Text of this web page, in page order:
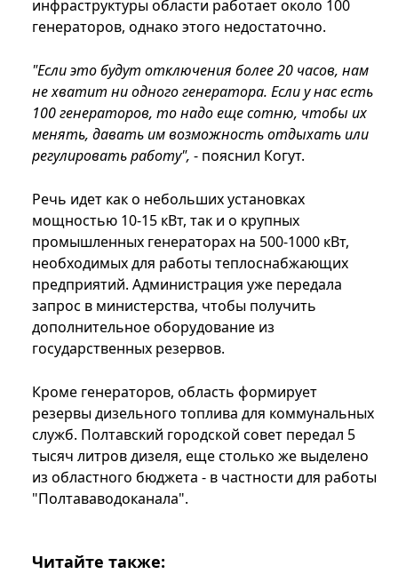
инфраструктуры области работает около 100
генераторов, однако этого недостаточно.
"Если это будут отключения более 20 часов, нам
не хватит ни одного генератора. Если у нас есть
100 генераторов, то надо еще сотню, чтобы их
менять, давать им возможность отдыхать или
регулировать работу", - пояснил Когут.
Речь идет как о небольших установках
мощностью 10-15 кВт, так и о крупных
промышленных генераторах на 500-1000 кВт,
необходимых для работы теплоснабжающих
предприятий. Администрация уже передала
запрос в министерства, чтобы получить
дополнительное оборудование из
государственных резервов.
Кроме генераторов, область формирует
резервы дизельного топлива для коммунальных
служб. Полтавский городской совет передал 5
тысяч литров дизеля, еще столько же выделено
из областного бюджета - в частности для работы
"Полтававодоканала".
Читайте также: